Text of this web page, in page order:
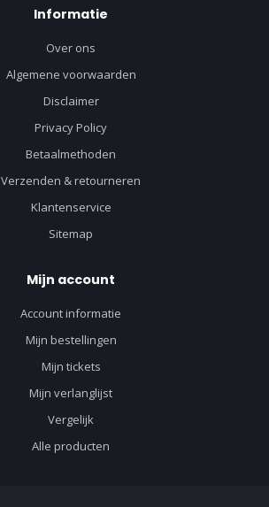
Informatie
Over ons
Algemene voorwaarden
Disclaimer
Privacy Policy
Betaalmethoden
Verzenden & retourneren
Klantenservice
Sitemap
Mijn account
Account informatie
Mijn bestellingen
Mijn tickets
Mijn verlanglijst
Vergelijk
Alle producten